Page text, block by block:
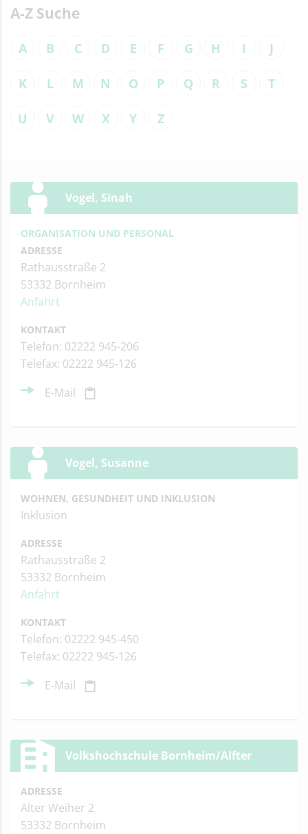
A-Z Suche
A B C D E F G H I J
K L M N O P Q R S T
U V W X Y Z
Vogel, Sinah
ORGANISATION UND PERSONAL
ADRESSE
Rathausstraße 2
53332 Bornheim
Anfahrt
KONTAKT
Telefon: 02222 945-206
Telefax: 02222 945-126
E-Mail
Vogel, Susanne
WOHNEN, GESUNDHEIT UND INKLUSION
Inklusion
ADRESSE
Rathausstraße 2
53332 Bornheim
Anfahrt
KONTAKT
Telefon: 02222 945-450
Telefax: 02222 945-126
E-Mail
Volkshochschule Bornheim/Alfter
ADRESSE
Alter Weiher 2
53332 Bornheim